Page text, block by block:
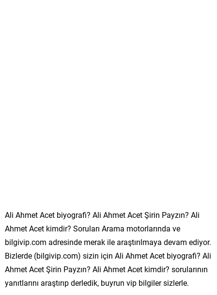
Ali Ahmet Acet biyografi? Ali Ahmet Acet Şirin Payzın? Ali
Ahmet Acet kimdir? Soruları Arama motorlarında ve
bilgivip.com adresinde merak ile araştırılmaya devam ediyor.
Bizlerde (bilgivip.com) sizin için Ali Ahmet Acet biyografi? Ali
Ahmet Acet Şirin Payzın? Ali Ahmet Acet kimdir? sorularının
yanıtlarını araştırıp derledik, buyrun vip bilgiler sizlerle.